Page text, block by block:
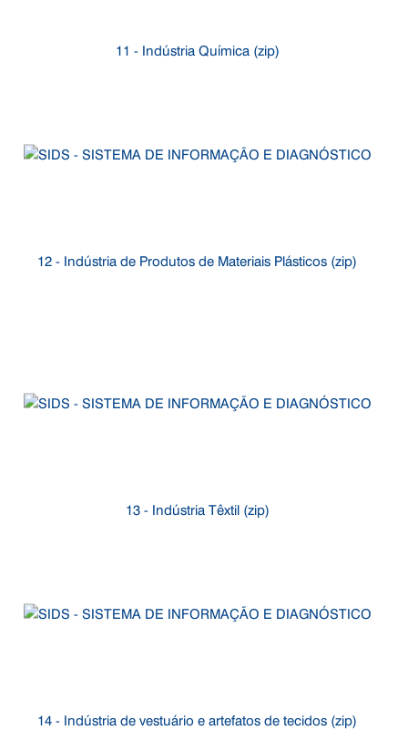
11 - Indústria Química (zip)
12 - Indústria de Produtos de Materiais Plásticos (zip)
13 - Indústria Têxtil (zip)
14 - Indústria de vestuário e artefatos de tecidos (zip)